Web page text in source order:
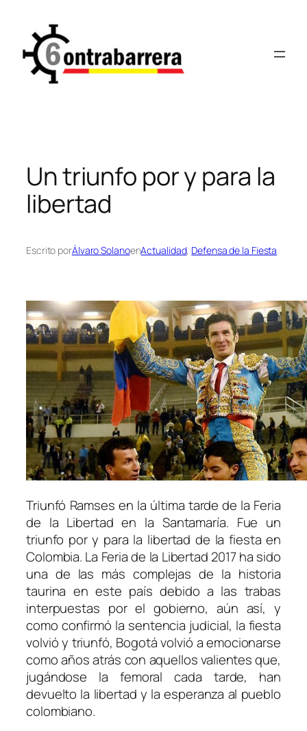
contenido
Un triunfo por y para la
libertad
Escrito porÁlvaro SolanoenActualidad, Defensa de la Fiesta
Triunfó Ramses en la última tarde de la Feria
de la Libertad en la Santamaría. Fue un
triunfo por y para la libertad de la fiesta en
Colombia. La Feria de la Libertad 2017 ha sido
una de las más complejas de la historia
taurina en este país debido a las trabas
interpuestas por el gobierno, aún así, y
como confirmó la sentencia judicial, la fiesta
volvió y triunfó, Bogotá volvió a emocionarse
como años atrás con aquellos valientes que,
jugándose la femoral cada tarde, han
devuelto la libertad y la esperanza al pueblo
colombiano.